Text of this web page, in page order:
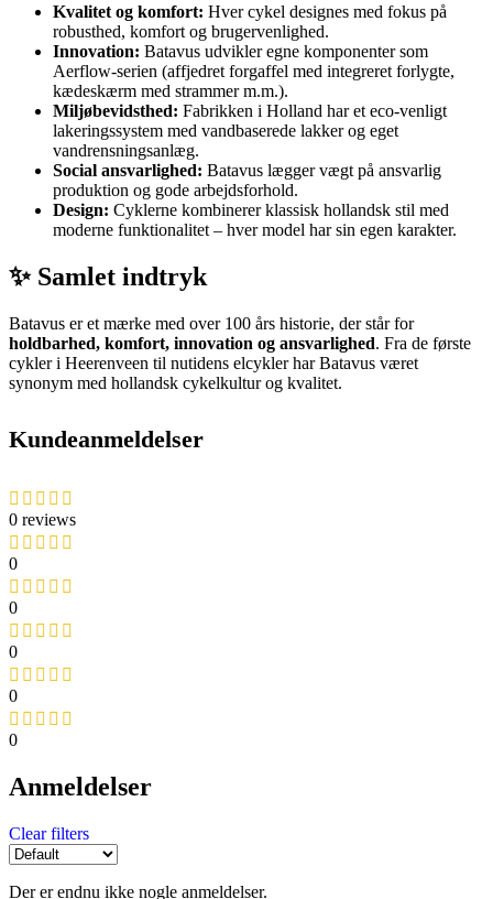
Kvalitet og komfort: Hver cykel designes med fokus på
robusthed, komfort og brugervenlighed.
Innovation: Batavus udvikler egne komponenter som
Aerflow-serien (affjedret forgaffel med integreret forlygte,
kædeskærm med strammer m.m.).
Miljøbevidsthed: Fabrikken i Holland har et eco‑venligt
lakeringssystem med vandbaserede lakker og eget
vandrensningsanlæg.
Social ansvarlighed: Batavus lægger vægt på ansvarlig
produktion og gode arbejdsforhold.
Design: Cyklerne kombinerer klassisk hollandsk stil med
moderne funktionalitet – hver model har sin egen karakter.
✨ Samlet indtryk
Batavus er et mærke med over 100 års historie, der står for
holdbarhed, komfort, innovation og ansvarlighed. Fra de første
cykler i Heerenveen til nutidens elcykler har Batavus været
synonym med hollandsk cykelkultur og kvalitet.
Kundeanmeldelser
0 reviews
0
0
0
0
0
Anmeldelser
Clear filters
Der er endnu ikke nogle anmeldelser.